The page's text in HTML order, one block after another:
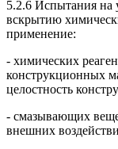
5.2.6 Испытания на
вскрытию
применение:
- химических
конструкционных
целостность
- смазывающих
внешних